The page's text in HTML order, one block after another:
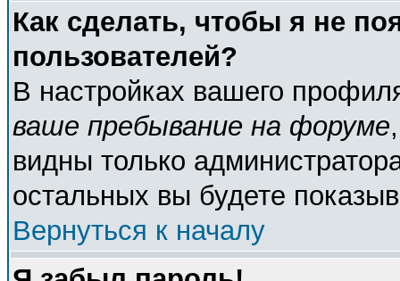
Как сделать, чтобы я не
пользователей?
В настройках вашего
ваше пребывание на форуме
видны только
остальных вы будете
Вернуться к началу